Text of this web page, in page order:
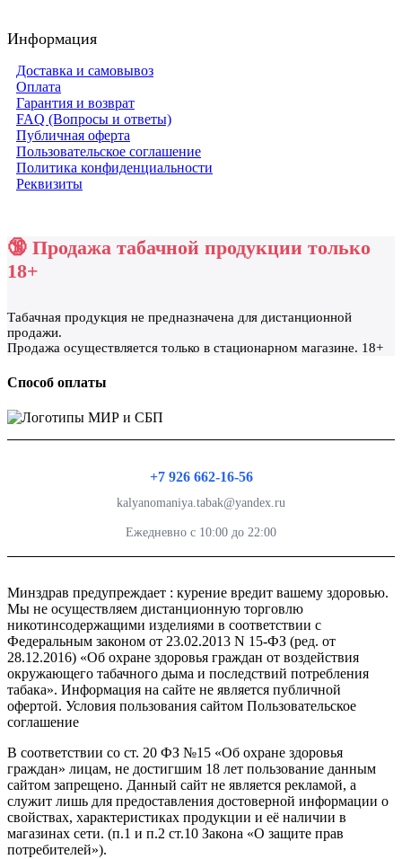
Информация
Доставка и самовывоз
Оплата
Гарантия и возврат
FAQ (Вопросы и ответы)
Публичная оферта
Пользовательское соглашение
Политика конфиденциальности
Реквизиты
🔞 Продажа табачной продукции только
18+
Табачная продукция не предназначена для дистанционной
продажи.
Продажа осуществляется только в стационарном магазине. 18+
Способ оплаты
+7 926 662-16-56
kalyanomaniya.tabak@yandex.ru
Ежедневно с 10:00 до 22:00
Минздрав предупреждает : курение вредит вашему здоровью.
Мы не осуществляем дистанционную торговлю
никотинсодержащими изделиями в соответствии с
Федеральным законом от 23.02.2013 N 15-ФЗ (ред. от
28.12.2016) «Об охране здоровья граждан от воздействия
окружающего табачного дыма и последствий потребления
табака». Информация на сайте не является публичной
офертой. Условия пользования сайтом Пользовательское
соглашение
В соответствии со ст. 20 ФЗ №15 «Об охране здоровья
граждан» лицам, не достигшим 18 лет пользование данным
сайтом запрещено. Данный сайт не является рекламой, а
служит лишь для предоставления достоверной информации о
свойствах, характеристиках продукции и её наличии в
магазинах сети. (п.1 и п.2 ст.10 Закона «О защите прав
потребителей»).